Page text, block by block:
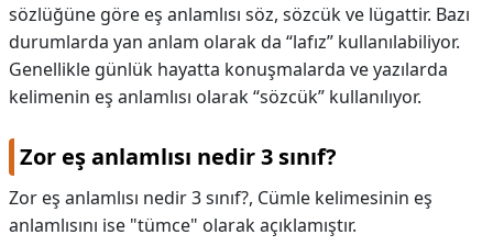
sözlüğüne göre eş anlamlısı söz, sözcük ve lügattir. Bazı
durumlarda yan anlam olarak da “lafız” kullanılabiliyor.
Genellikle günlük hayatta konuşmalarda ve yazılarda
kelimenin eş anlamlısı olarak “sözcük” kullanılıyor.
Zor eş anlamlısı nedir 3 sınıf?
Zor eş anlamlısı nedir 3 sınıf?, Cümle kelimesinin eş
anlamlısını ise "tümce" olarak açıklamıştır.